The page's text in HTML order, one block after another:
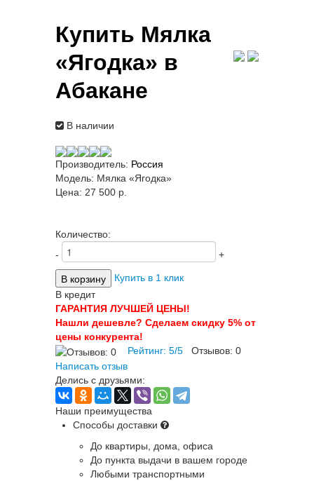
Купить Мялка
«Ягодка» в
Абакане
В наличии
Производитель: Россия
Модель: Мялка «Ягодка»
Цена: 27 500 p.
Количество:
-
+
Купить в 1 клик
В кредит
ГАРАНТИЯ ЛУЧШЕЙ ЦЕНЫ!
Нашли дешевле? Сделаем скидку 5% от
цены конкурента!
Рейтинг: 5/5 Отзывов: 0
Написать отзыв
Делись с друзьями:
Наши преимущества
Способы доставки
До квартиры, дома, офиса
До пункта выдачи в вашем городе
Любыми транспортными